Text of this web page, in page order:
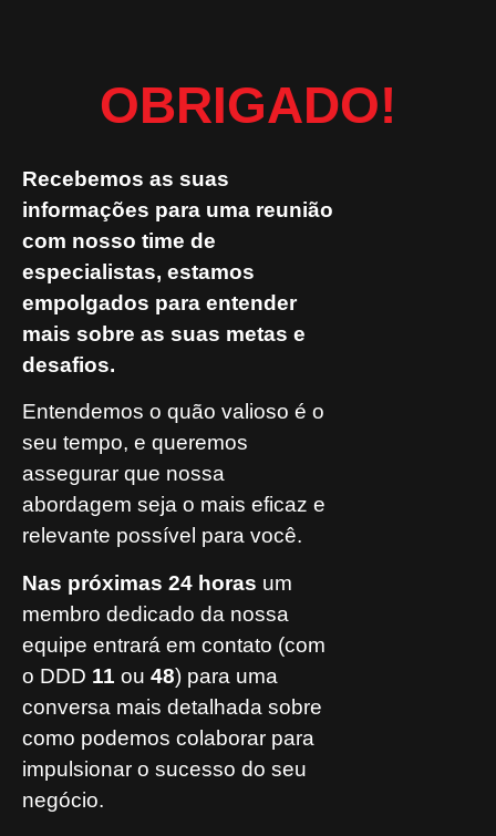
OBRIGADO!
Recebemos as suas
informações para uma reunião
com nosso time de
especialistas, estamos
empolgados para entender
mais sobre as suas metas e
desafios.
Entendemos o quão valioso é o
seu tempo, e queremos
assegurar que nossa
abordagem seja o mais eficaz e
relevante possível para você.
Nas próximas 24 horas um
membro dedicado da nossa
equipe entrará em contato (com
o DDD 11 ou 48) para uma
conversa mais detalhada sobre
como podemos colaborar para
impulsionar o sucesso do seu
negócio.